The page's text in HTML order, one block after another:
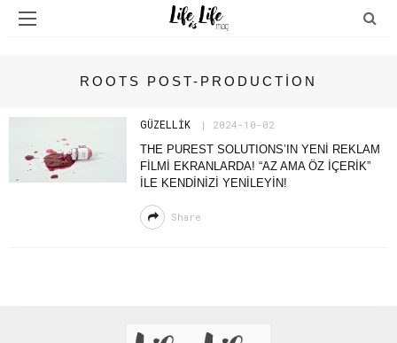
ROOTS POST-PRODUCTION
GÜZELLIK
2024-10-02
THE PUREST SOLUTIONS’IN YENİ REKLAM
FİLMİ EKRANLARDA! “AZ AMA ÖZ İÇERİK”
İLE KENDİNİZİ YENİLEYİN!
Share